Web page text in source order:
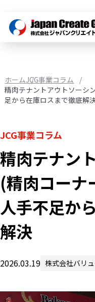
ホームJCG事業コラム
精肉テナントアウトソーシ
足から在庫ロスまで徹底解
JCG事業コラム
精肉テナン
(精肉コーナ
人手不足か
解決
2026.03.19 株式会社バリ